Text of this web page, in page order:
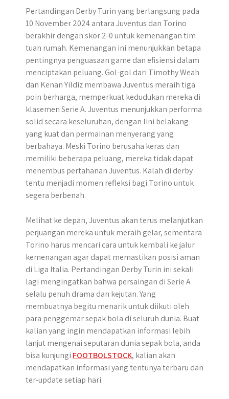
Pertandingan Derby Turin yang berlangsung pada
10 November 2024 antara Juventus dan Torino
berakhir dengan skor 2-0 untuk kemenangan tim
tuan rumah. Kemenangan ini menunjukkan betapa
pentingnya penguasaan game dan efisiensi dalam
menciptakan peluang. Gol-gol dari Timothy Weah
dan Kenan Yildiz membawa Juventus meraih tiga
poin berharga, memperkuat kedudukan mereka di
klasemen Serie A. Juventus menunjukkan performa
solid secara keseluruhan, dengan lini belakang
yang kuat dan permainan menyerang yang
berbahaya. Meski Torino berusaha keras dan
memiliki beberapa peluang, mereka tidak dapat
menembus pertahanan Juventus. Kalah di derby
tentu menjadi momen refleksi bagi Torino untuk
segera berbenah.
Melihat ke depan, Juventus akan terus melanjutkan
perjuangan mereka untuk meraih gelar, sementara
Torino harus mencari cara untuk kembali ke jalur
kemenangan agar dapat memastikan posisi aman
di Liga Italia. Pertandingan Derby Turin ini sekali
lagi mengingatkan bahwa persaingan di Serie A
selalu penuh drama dan kejutan. Yang
membuatnya begitu menarik untuk diikuti oleh
para penggemar sepak bola di seluruh dunia. Buat
kalian yang ingin mendapatkan informasi lebih
lanjut mengenai seputaran dunia sepak bola, anda
bisa kunjungi FOOTBOLSTOCK, kalian akan
mendapatkan informasi yang tentunya terbaru dan
ter-update setiap hari.